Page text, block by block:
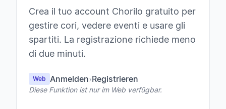
Crea il tuo account Chorilo gratuito per
gestire cori, vedere eventi e usare gli
spartiti. La registrazione richiede meno
di due minuti.
Web Anmelden›Registrieren
Diese Funktion ist nur im Web verfügbar.